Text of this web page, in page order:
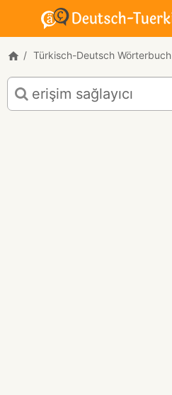
Türkisch-Deutsch Wörterbuch
Türkisch-
Deutsch
Übersetzung